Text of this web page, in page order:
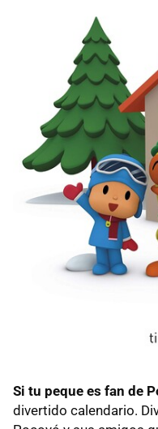
Si tu peque es fan de
divertido calendario.